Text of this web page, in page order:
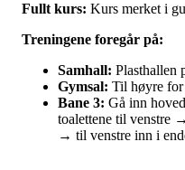
Fullt kurs: Kurs merket i
Treningene foregår på:
Samhall: Plasthallen
Gymsal: Til høyre
Bane 3: Gå inn
toalettene til venstre
→ til venstre inn i